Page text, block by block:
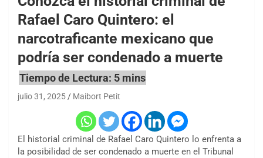
Rafael Caro Quintero: el
narcotraficante mexicano que
podría ser condenado a muerte
julio 31, 2025 Maibort Petit
El historial criminal de Rafael Caro Quintero lo enfrenta a
la posibilidad de ser condenado a muerte en el Tribunal